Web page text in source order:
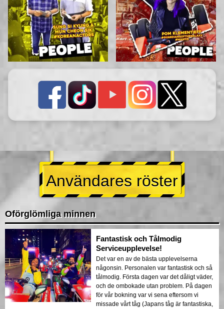
Användares röster
Oförglömliga minnen
Fantastisk och Tålmodig
Serviceupplevelse!
Det var en av de bästa upplevelserna
någonsin. Personalen var fantastisk och så
tålmodig. Första dagen var det dåligt väder,
och de ombokade utan problem. På dagen
för vår bokning var vi sena eftersom vi
missade vårt tåg (Japans tåg är fantastiska,